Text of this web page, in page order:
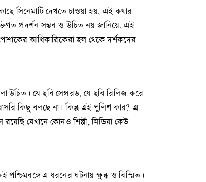
সিনেমাটি দেখতে চাওয়া হয়, এই কথার
প্রদর্শন সম্ভব ও উচিত নয় জানিয়ে, এই
আধিকারিকেরা হল থেকে দর্শকদের
উচিত। যে ছবি সেন্সরড, যে ছবি রিলিজ করে
কিছু বলছে না। কিন্তু এই পুলিশ কার? এ
যেখানে কোনও শিল্পী, মিডিয়া কেউ
এ ধরনের ঘটনায় ক্ষুব্ধ ও বিস্মিত।